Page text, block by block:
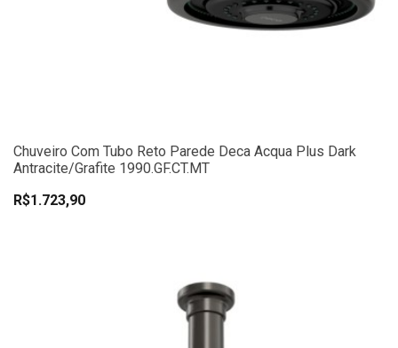
Chuveiro Com Tubo Reto Parede Deca Acqua Plus Dark
Antracite/Grafite 1990.GF.CT.MT
R$1.723,90